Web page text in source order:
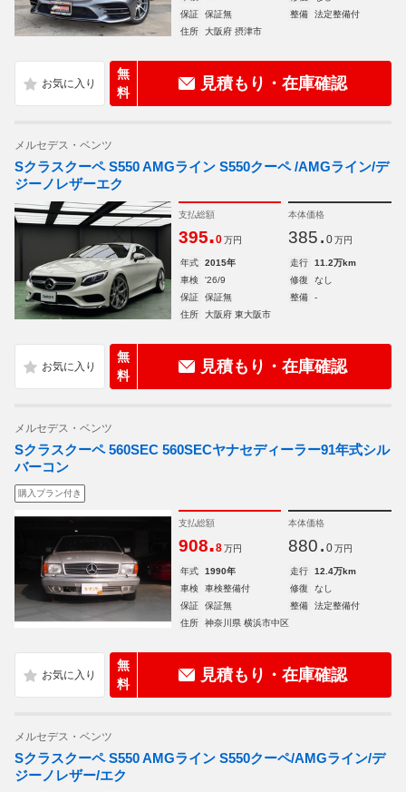
保証
保証無 整備
法定整備付
住所
大阪府 摂津市
無
料
見積もり・在庫確認
メルセデス・ベンツ
Sクラスクーペ S550 AMGライン S550クーペ /AMGライン/デ
ジーノレザーエク
支払総額
395.0 万円
本体価格
385. 0 万円
年式 2015年 走行
11.2万km
車検
'26/9 修復
なし
保証
保証無 整備
-
住所
大阪府 東大阪市
無
料
見積もり・在庫確認
メルセデス・ベンツ
Sクラスクーペ 560SEC 560SECヤナセディーラー91年式シル
バーコン
購入プラン付き
支払総額
908.8 万円
本体価格
880. 0 万円
年式 1990年 走行
12.4万km
車検
車検整備付 修復
なし
保証
保証無 整備
法定整備付
住所
神奈川県 横浜市中区
無
料
見積もり・在庫確認
メルセデス・ベンツ
Sクラスクーペ S550 AMGライン S550クーペ/AMGライン/デ
ジーノレザー/エク